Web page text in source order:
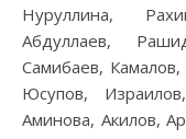
Нуруллина,
Абдуллаев,
Самибаев,
Юсупов,
Аминова, Акилов,